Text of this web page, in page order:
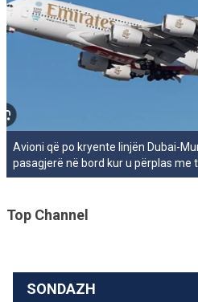
Avioni që po kryente linjën Dubai-
pasagjerë në bord kur u përplas me
Top Channel
SONDAZH